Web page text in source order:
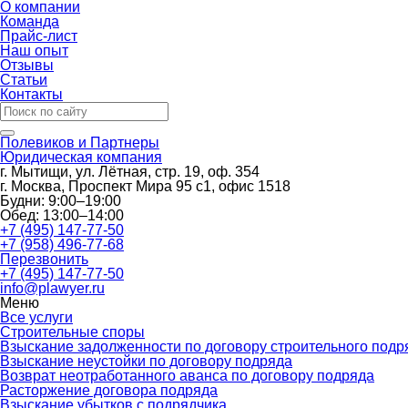
О компании
Команда
Прайс-лист
Наш опыт
Отзывы
Статьи
Контакты
Полевиков и Партнеры
Юридическая компания
г. Мытищи, ул. Лётная, стр. 19, оф. 354
г. Москва, Проспект Мира 95 с1, офис 1518
Будни: 9:00–19:00
Обед: 13:00–14:00
+7 (495) 147-77-50
+7 (958) 496-77-68
Перезвонить
+7 (495) 147-77-50
info@plawyer.ru
Меню
Все услуги
Строительные споры
Взыскание задолженности по договору строительного
Взыскание неустойки по договору подряда
Возврат неотработанного аванса по договору подряда
Расторжение договора подряда
Взыскание убытков с подрядчика